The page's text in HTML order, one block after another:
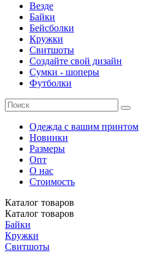
Везде
Байки
Бейсболки
Кружки
Свитшоты
Создайте свой дизайн
Сумки - шоперы
Футболки
Одежда с вашим принтом
Новинки
Размеры
Опт
О нас
Стоимость
Каталог товаров
Каталог товаров
Байки
Кружки
Свитшоты